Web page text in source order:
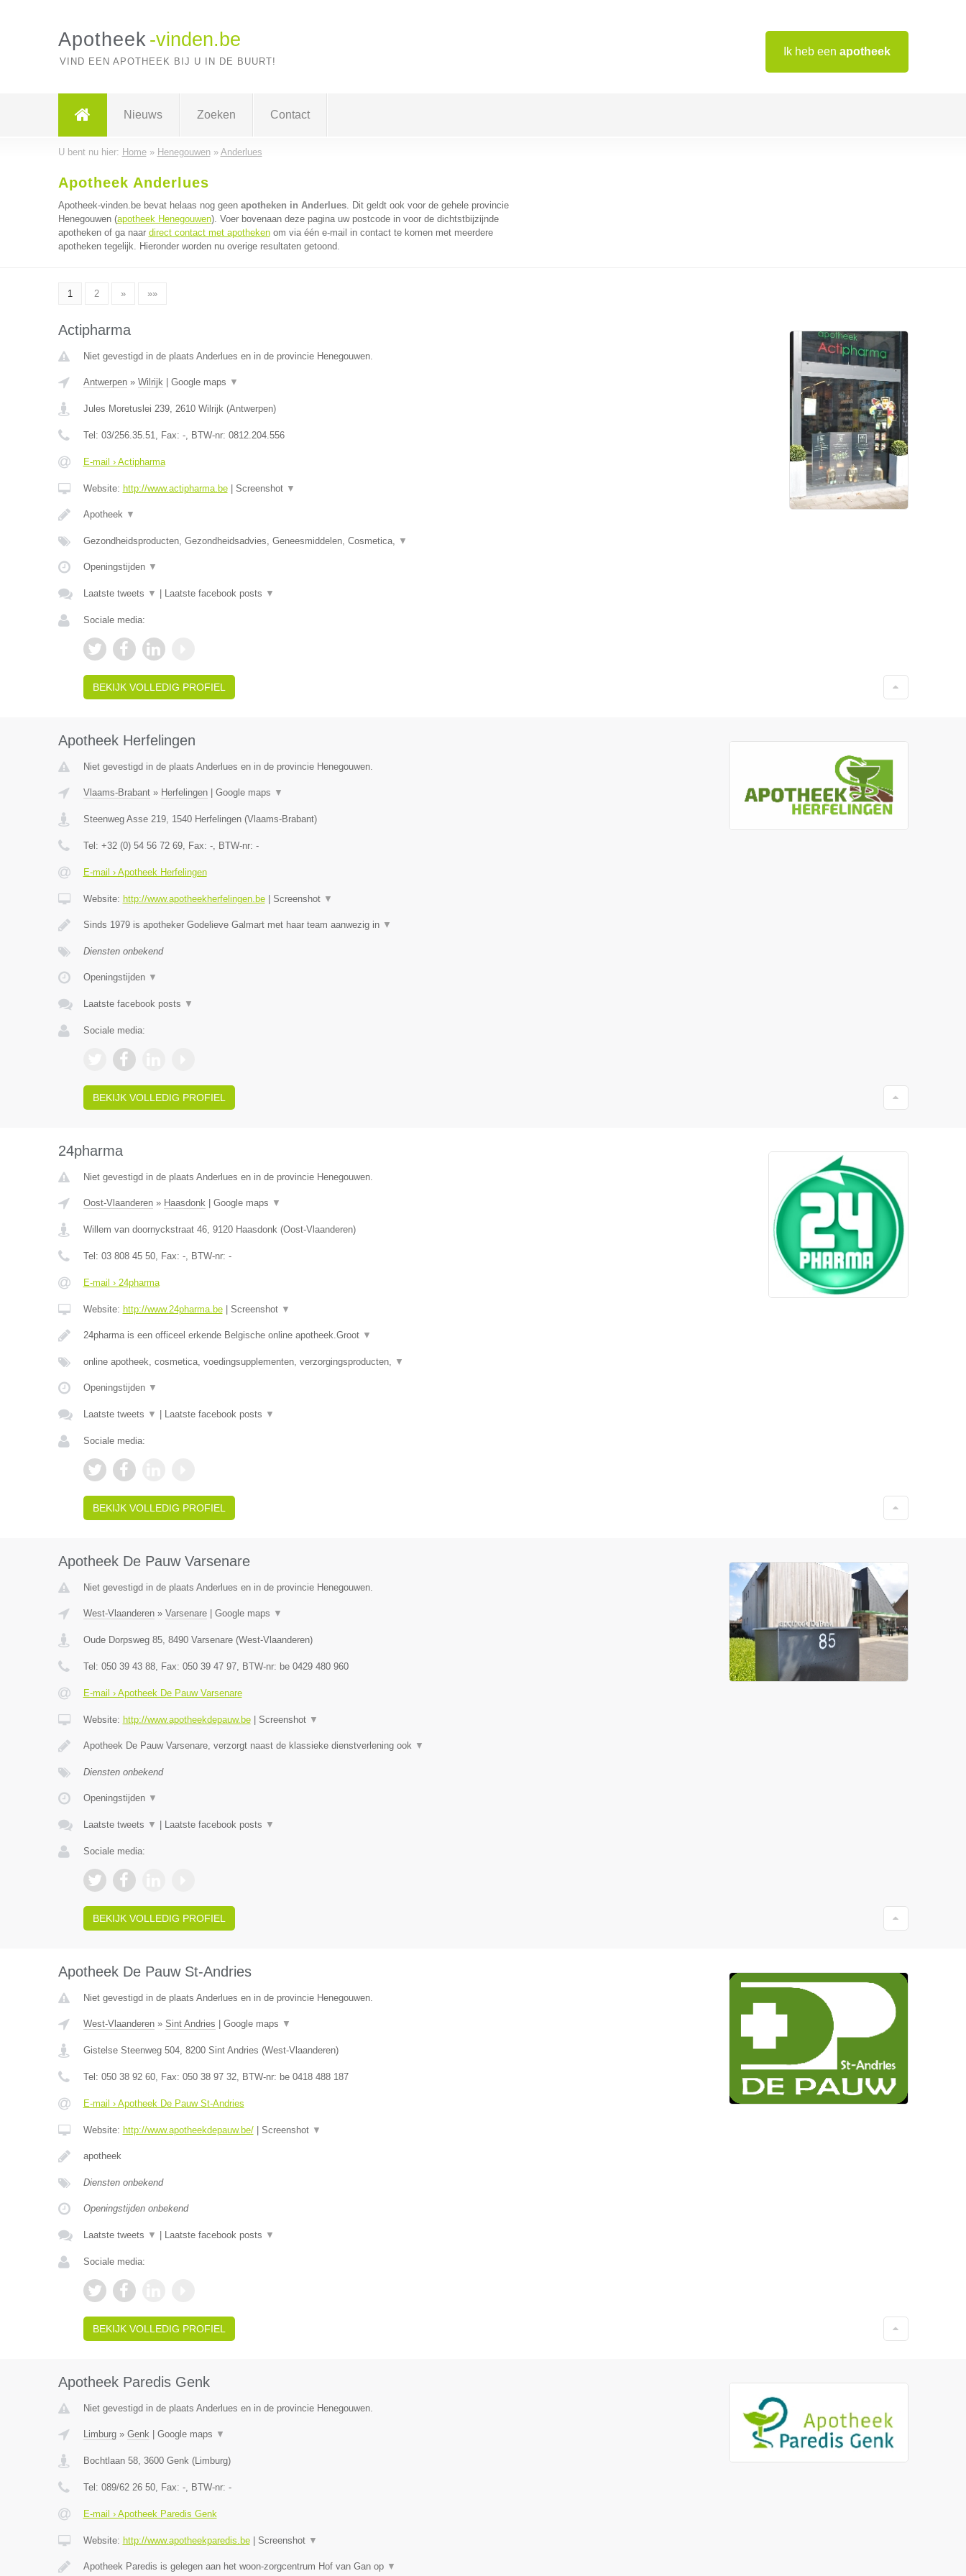
Ik heb een apotheek
Apotheek -vinden.be
VIND EEN APOTHEEK BIJ U IN DE BUURT!
Nieuws Zoeken Contact
U bent nu hier: Home» Henegouwen» Anderlues
Apotheek Anderlues
Apotheek-vinden.be bevat helaas nog geen apotheken in Anderlues. Dit geldt ook voor de gehele provincie
Henegouwen (apotheek Henegouwen). Voer bovenaan deze pagina uw postcode in voor de dichtstbijzijnde
apotheken of ga naar direct contact met apothekenom via één e-mail in contact te komen met meerdere
apotheken tegelijk. Hieronder worden nu overige resultaten getoond.
1 2 » »»
Actipharma
Niet gevestigd in de plaats Anderlues en in de provincie Henegouwen.
Antwerpen» Wilrijk| Google maps ▼
Jules Moretuslei 239, 2610 Wilrijk(Antwerpen)
Tel: 03/256.35.51, Fax: -, BTW-nr: 0812.204.556
E-mail › Actipharma
Website: http://www.actipharma.be| Screenshot ▼
Apotheek ▼
Gezondheidsproducten, Gezondheidsadvies, Geneesmiddelen, Cosmetica, ▼
Openingstijden ▼
Laatste tweets ▼ Laatste facebook posts ▼
Sociale media:
BEKIJK VOLLEDIG PROFIEL
Apotheek Herfelingen
Niet gevestigd in de plaats Anderlues en in de provincie Henegouwen.
Vlaams-Brabant» Herfelingen| Google maps ▼
Steenweg Asse 219, 1540 Herfelingen(Vlaams-Brabant)
Tel: +32 (0) 54 56 72 69, Fax: -, BTW-nr: -
E-mail › Apotheek Herfelingen
Website: http://www.apotheekherfelingen.be| Screenshot ▼
Sinds 1979 is apotheker Godelieve Galmart met haar team aanwezig in ▼
Diensten onbekend
Openingstijden ▼
Laatste facebook posts ▼
Sociale media:
BEKIJK VOLLEDIG PROFIEL
24pharma
Niet gevestigd in de plaats Anderlues en in de provincie Henegouwen.
Oost-Vlaanderen» Haasdonk| Google maps ▼
Willem van doornyckstraat 46, 9120 Haasdonk(Oost-Vlaanderen)
Tel: 03 808 45 50, Fax: -, BTW-nr: -
E-mail › 24pharma
Website: http://www.24pharma.be| Screenshot ▼
24pharma is een officeel erkende Belgische online apotheek.Groot ▼
online apotheek, cosmetica, voedingsupplementen, verzorgingsproducten, ▼
Openingstijden ▼
Laatste tweets ▼ Laatste facebook posts ▼
Sociale media:
BEKIJK VOLLEDIG PROFIEL
Apotheek De Pauw Varsenare
Niet gevestigd in de plaats Anderlues en in de provincie Henegouwen.
West-Vlaanderen» Varsenare| Google maps ▼
Oude Dorpsweg 85, 8490 Varsenare(West-Vlaanderen)
Tel: 050 39 43 88, Fax: 050 39 47 97, BTW-nr: be 0429 480 960
E-mail › Apotheek De Pauw Varsenare
Website: http://www.apotheekdepauw.be| Screenshot ▼
Apotheek De Pauw Varsenare, verzorgt naast de klassieke dienstverlening ook ▼
Diensten onbekend
Openingstijden ▼
Laatste tweets ▼ Laatste facebook posts ▼
Sociale media:
BEKIJK VOLLEDIG PROFIEL
Apotheek De Pauw St-Andries
Niet gevestigd in de plaats Anderlues en in de provincie Henegouwen.
West-Vlaanderen» Sint Andries Google maps ▼
Gistelse Steenweg 504, 8200 Sint Andries (West-Vlaanderen)
Tel: 050 38 92 60, Fax: 050 38 97 32, BTW-nr: be 0418 488 187
E-mail › Apotheek De Pauw St-Andries
Website: http://www.apotheekdepauw.be/| Screenshot ▼
apotheek
Diensten onbekend
Openingstijden onbekend
Laatste tweets ▼ Laatste facebook posts ▼
Sociale media:
BEKIJK VOLLEDIG PROFIEL
Apotheek Paredis Genk
Niet gevestigd in de plaats Anderlues en in de provincie Henegouwen.
Limburg» Genk| Google maps ▼
Bochtlaan 58, 3600 Genk(Limburg)
Tel: 089/62 26 50, Fax: -, BTW-nr: -
E-mail › Apotheek Paredis Genk
Website: http://www.apotheekparedis.be| Screenshot ▼
Apotheek Paredis is gelegen aan het woon-zorgcentrum Hof van Gan op ▼